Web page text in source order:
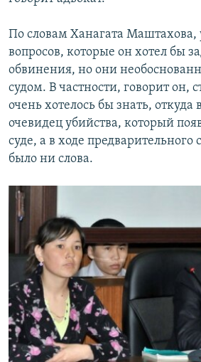
По словам Ханагата Маштахова,
вопросов, которые он хотел бы
обвинения, но они
судом. В частности, говорит он,
очень хотелось бы знать, откуда
очевидец убийства, который
суде, а в ходе предварительного
было ни слова.